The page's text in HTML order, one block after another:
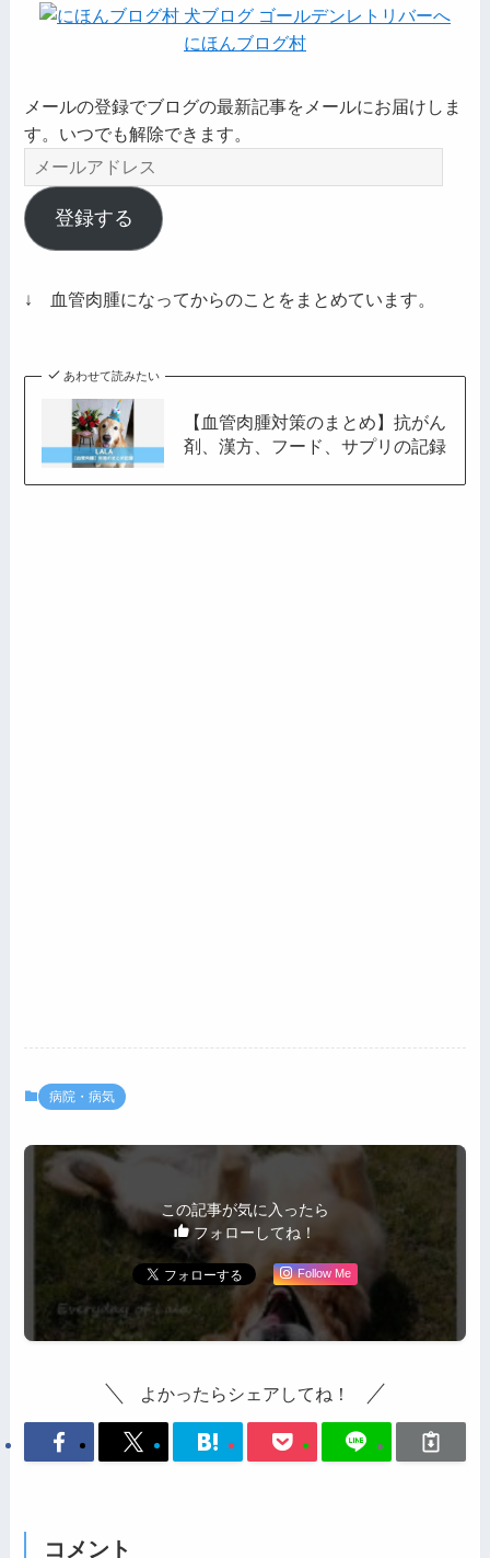
にほんブログ村
メールの登録でブログの最新記事をメールにお届けしま
す。いつでも解除できます。
メ
ー
ル
ア
レ
登録する
↓ 血管肉腫になってからのことをまとめています。
あわせて読みたい
【血管肉腫対策のまとめ】抗がん
剤、漢方、フード、サプリの記録
病院・病気
この記事が気に入ったら
フォローしてね！
Follow Me
よかったらシェアしてね！
コメント